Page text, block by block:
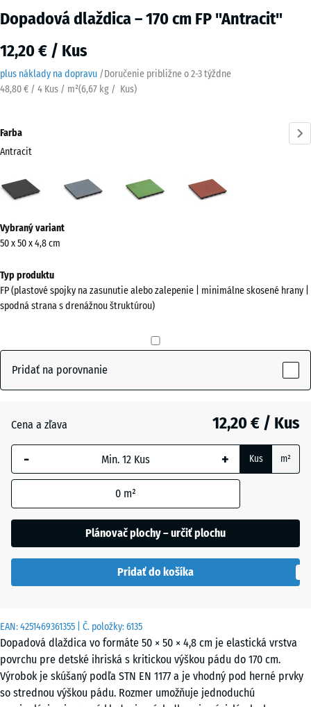
Dopadová dlaždica – 170 cm FP "Antracit"
12,20 € / Kus
plus náklady na dopravu /Doručenie približne o2-3 týždne
48,80 € / 4 Kus / m²(6,67 kg / Kus)
EAN:4251469361355 | Č. položky:6135
Dopadová dlaždica vo formáte 50 × 50 × 4,8 cm je elastická vrstva
povrchu pre detské ihriská s kritickou výškou pádu do 170 cm.
Výrobok je skúšaný podľa STN EN 1177 a je vhodný pod herné prvky
so strednou výškou pádu. Rozmer umožňuje jednoduchú
Farba
Antracit
(active)
zelená
informácií
o
Zobraziť
farebnú
(active)
sivá
Lipová
+ 0,90 €
červená
+ 0,50 €
Vybraný variant
50 x 50 x 4,8 cm
Typ produktu
FP (plastové spojky na zasunutie alebo zalepenie | minimálne skosené hrany |
spodná strana s drenážnou štruktúrou)
Pridať na porovnanie
Cena a zľava 12,20 € / Kus
- + Kus m²
0 m²
Plánovač plochy – určiť plochu
Pridať do košíka